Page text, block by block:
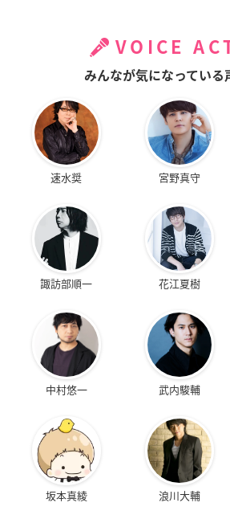
VOICE
みんなが気になっている
速水奨 宮野真守
諏訪部順一 花江夏樹
中村悠一 武内駿輔
坂本真綾 浪川大輔